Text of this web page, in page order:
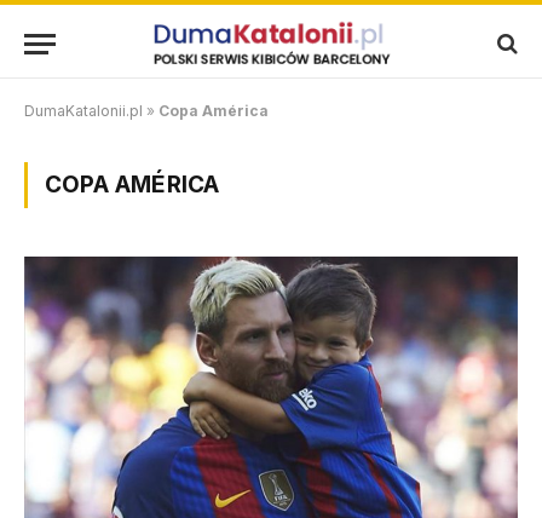
DumaKatalonii.pl » Copa América
COPA AMÉRICA